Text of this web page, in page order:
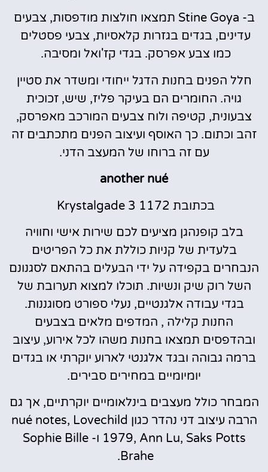
ב- Stine Goya תמצאו חולצות מודפסות, צבעים
עדינים, בגדים בגזרות קלאסיות, צבעי פסטלים
כמו צבע אפרסק. בגדי קז'ואל ומסיבה.
חלל הפנים בחנות הדגל ייחודי ומשדר את סטיין
גויה. החומרים הם בעיקר פליז, שיש, זכוכית
צבעונית, קטיפה ולוח צבעים המורכב מאפרסק,
זהב וכתום. כך האוסף ועיצוב הפנים מתכתבים זה
עם זה ברוחו של המעצב הדני.
another nué
בכתובת Krystalgade 3 1172
בלב קופנהגן מציעים לכם שירות אישי וחוויה
בלעדית של קניות כוללת את כל הפריטים
הנבחרים בקפידה על ידי הבעלים בהתאם לסגנונם
השל רוק שיק ונשיות. תוכלו למצוא תערובת של
בגדי עבודה אלגנטיים, נעלי ספורט מסוגננות.
החנות קלילה , המדפים מלאים בצבעים
ובהדפסים תמצאו בחנות משהו לכל אירוע, עיצוב
ברמה גבוהה ובגד אלגנטי לארוע יוקרתי או בגדים
יומיומיים במחירים סבירים.
המבחר כולל מעצבים בינלאומיים יוקרתיים, אך גם
הרבה עיצוב דני נהדר כגון nué notes, Lovechild
1979, Ann Lu, Saks Potts ו- Sophie Bille
Brahe.